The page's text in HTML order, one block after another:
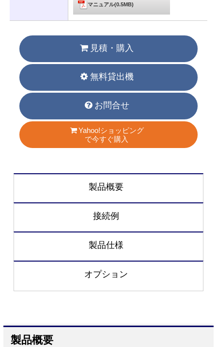
マニュアル(0.5MB)
見積・購入
無料貸出機
お問合せ
Yahoo!ショッピング
で今すぐ購入
製品概要
接続例
製品仕様
オプション
製品概要